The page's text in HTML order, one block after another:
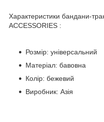
Характеристики бандани-
ACCESSORIES :
Розмір: універсальний
Матеріал: бавовна
Колір: бежевий
Виробник: Азія